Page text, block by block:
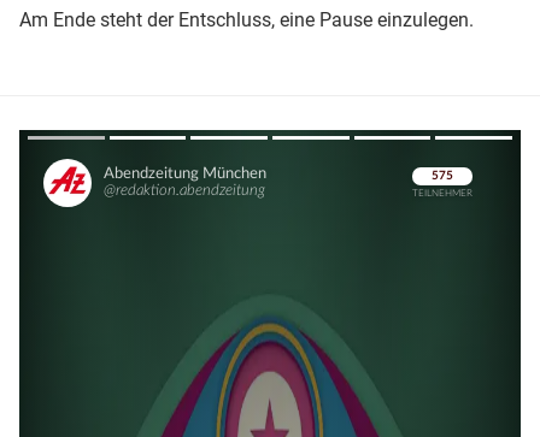
Am Ende steht der Entschluss, eine Pause einzulegen.
Überspringen